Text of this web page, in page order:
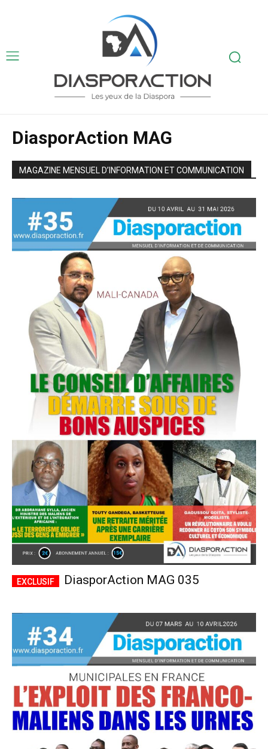
DiasporAction MAG
MAGAZINE MENSUEL D’INFORMATION ET COMMUNICATION
DiasporAction MAG 035